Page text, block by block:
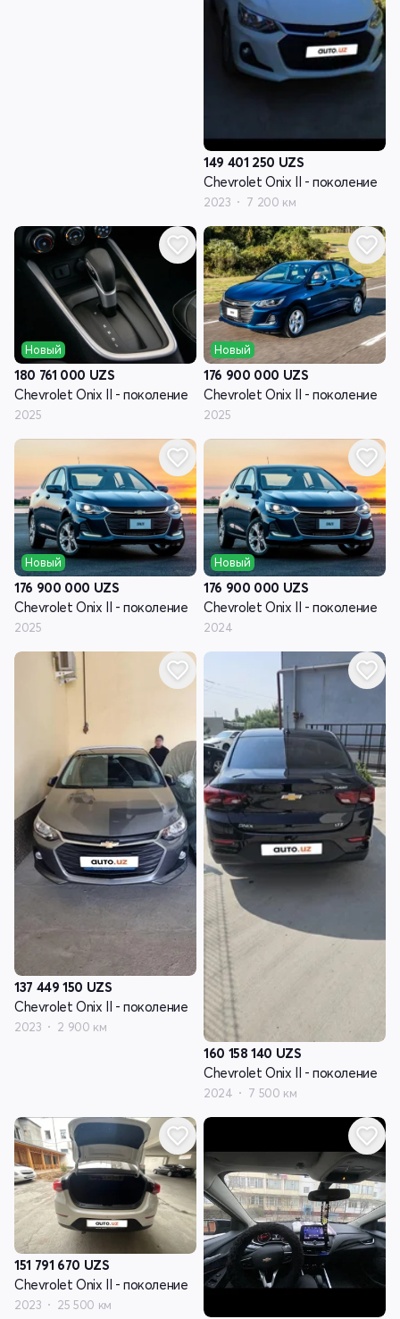
149 401 250 UZS
Chevrolet Onix II - поколение
2023 7 200 км
Новый
180 761 000 UZS
Chevrolet Onix II - поколение
2025
Новый
176 900 000 UZS
Chevrolet Onix II - поколение
2025
Новый
176 900 000 UZS
Chevrolet Onix II - поколение
2025
Новый
176 900 000 UZS
Chevrolet Onix II - поколение
2024
137 449 150 UZS
Chevrolet Onix II - поколение
2023 2 900 км
160 158 140 UZS
Chevrolet Onix II - поколение
2024 7 500 км
151 791 670 UZS
Chevrolet Onix II - поколение
2023 25 500 км